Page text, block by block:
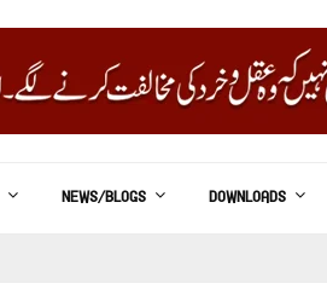
NEWS/BLOGS DOWNLOADS